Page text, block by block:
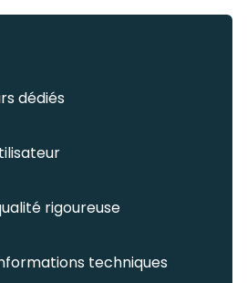
dédiés
rigoureuse
techniques